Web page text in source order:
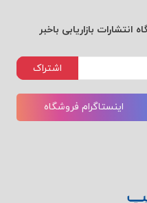
بازاریابی باخبر
اشتراک
اینستاگرام فروشگاه